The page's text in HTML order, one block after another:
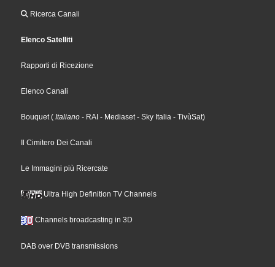
Ricerca Canali
Elenco Satelliti
Rapporti di Ricezione
Elenco Canali
Bouquet ( Italiano - RAI - Mediaset - Sky Italia - TivùSat)
Il Cimitero Dei Canali
Le Immagini più Ricercate
Ultra High Definition TV Channels
Channels broadcasting in 3D
DAB over DVB transmissions